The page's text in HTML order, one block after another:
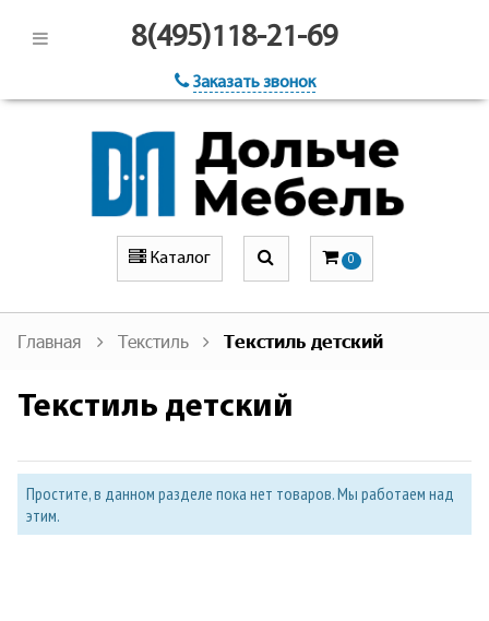
8(495)118-21-69
Заказать звонок
Каталог 0
Главная Текстиль Текстиль детский
Текстиль детский
Простите, в данном разделе пока нет товаров. Мы работаем над
этим.